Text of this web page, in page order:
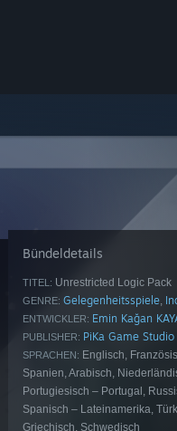
Bündeldetails
TITEL: Unrestricted Logic Pack
GENRE: Gelegenheitsspiele,
ENTWICKLER: Emin Kağan
PUBLISHER: PiKa Game Studio
SPRACHEN: Englisch,
Spanien, Arabisch,
Portugiesisch – Portugal,
Spanisch – Lateinamerika,
Griechisch, Schwedisch